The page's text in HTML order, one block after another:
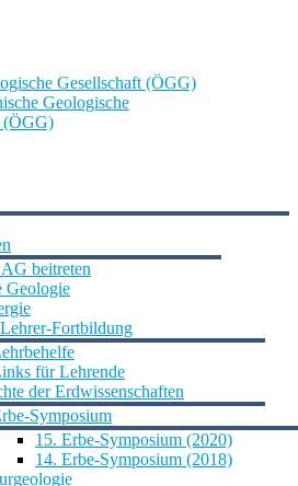
beitreten
Geologie
Fortbildung
für Lehrende
der Erdwissenschaften
Symposium
15. Erbe-Symposium (2020)
14. Erbe-Symposium (2018)